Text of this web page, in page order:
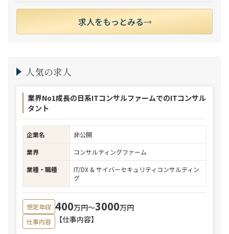
求人をもっとみる
人気の求人
業界No1成長の日系ITコンサルファームでのITコンサル
タント
企業名
非公開
業界
コンサルティングファーム
業種・職種
IT/DX & サイバーセキュリティコンサルティン
グ
想定年収 400万円〜3000万円
仕事内容
【仕事内容】